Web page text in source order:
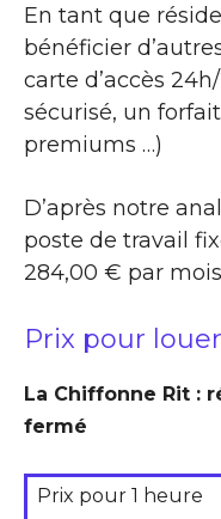
En tant que
bénéficier
carte d’accès
sécurisé, un
premiums …)
D’après notre
poste de travail
284,00 € par mois
Prix pour
La Chiffonne Rit :
fermé
Prix pour 1 heure